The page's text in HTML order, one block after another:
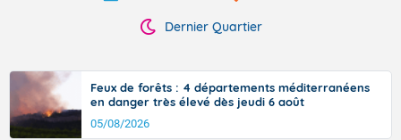
Dernier Quartier
Feux de forêts : 4 départements méditerranéens
en danger très élevé dès jeudi 6 août
05/08/2026